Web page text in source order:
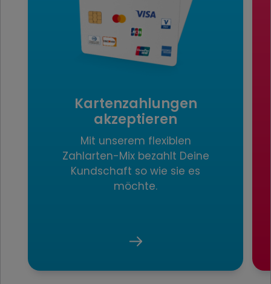
Kartenzahlungen
akzeptieren
Mit unserem flexiblen
Zahlarten-Mix bezahlt Deine
Kundschaft so wie sie es
möchte.